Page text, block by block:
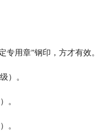
用章”钢印，方才有效。
）。
。
。